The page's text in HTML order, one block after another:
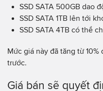
SSD SATA 500GB dao
SSD SATA 1TB lên tới
SSD SATA 4TB có thể
Mức giá này đã tăng từ
trước.
Giá bán sẽ quyết